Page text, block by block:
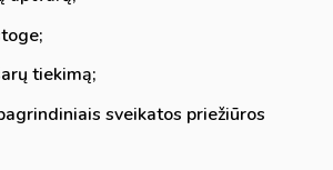
tiekimą;
sveikatos priežiūros